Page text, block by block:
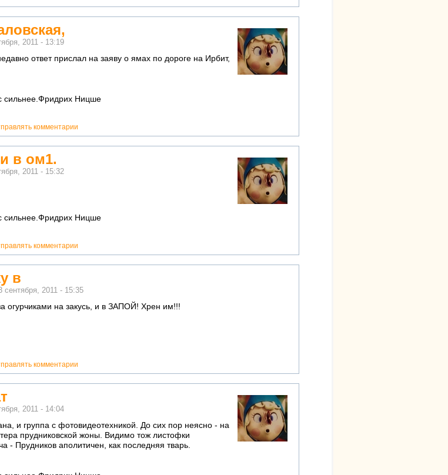
2011 - 13:19
ответ прислал на заяву о ямах по дороге на Ирбит,
сильнее.Фридрих Ницше
комментарии
в ом1.
2011 - 15:32
сильнее.Фридрих Ницше
комментарии
в
сентября, 2011 - 15:35
огурчиками на закусь, и в ЗАПОЙ! Хрен им!!!
комментарии
2011 - 14:04
и группа с фотовидеотехникой. До сих пор неясно - на
прудниковской жоны. Видимо тож листофки
- Прудников аполитичен, как последняя тварь.